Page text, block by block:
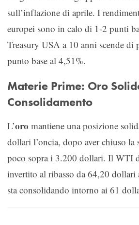
sull’inflazione di aprile. I
europei sono in calo di 1-2 punti
Treasury USA a 10 anni scende di
punto base al 4,51%.
Materie Prime: Oro
Consolidamento
L’oro mantiene una posizione
dollari l’oncia, dopo aver chiuso la
poco sopra i 3.200 dollari. Il WTI
invertito al ribasso da 64,20 dollari
sta consolidando intorno ai 61